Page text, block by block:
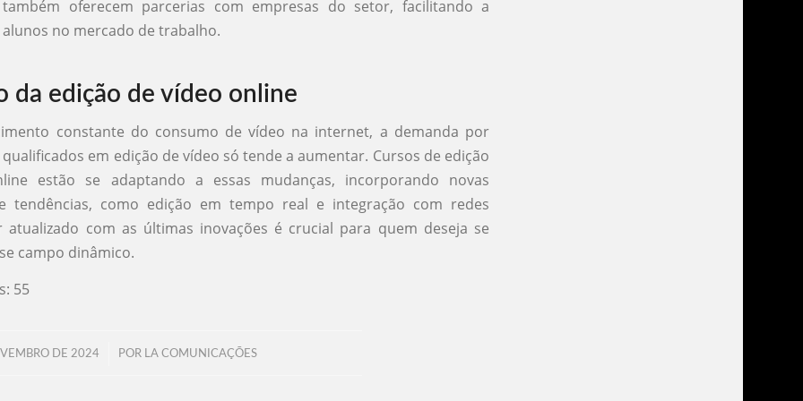
oferecem parcerias com empresas do setor, facilitando a
no mercado de trabalho.
da edição de vídeo online
constante do consumo de vídeo na internet, a demanda por
em edição de vídeo só tende a aumentar. Cursos de edição
estão se adaptando a essas mudanças, incorporando novas
tendências, como edição em tempo real e integração com redes
atualizado com as últimas inovações é crucial para quem deseja se
campo dinâmico.
55
DE 2024
/ POR LA COMUNICAÇÕES